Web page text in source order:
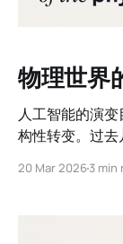
物理世界
人工智能的演
构性转变。过去
来定义。这些边
20 Mar 20263 min